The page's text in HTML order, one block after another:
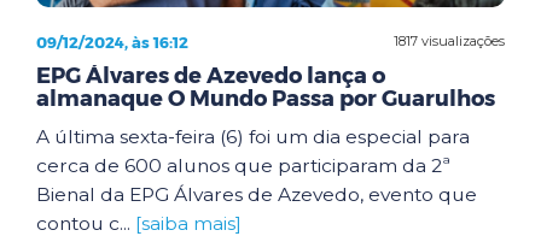
1817 visualizações
09/12/2024, às 16:12
EPG Álvares de Azevedo lança o
almanaque O Mundo Passa por Guarulhos
A última sexta-feira (6) foi um dia especial para
cerca de 600 alunos que participaram da 2ª
Bienal da EPG Álvares de Azevedo, evento que
contou c... [saiba mais]